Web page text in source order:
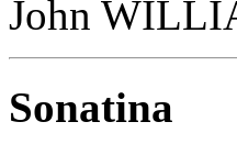
John
Sonatina